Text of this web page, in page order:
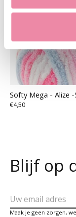
Softy Mega - Alize -
€4,50
Blijf op
Maak je geen zorgen,